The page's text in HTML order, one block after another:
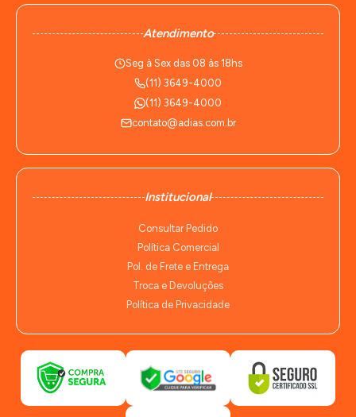
Atendimento
Seg à Sex das 08 às 18hs
(11) 3649-4000
(11) 3649-4000
contato@adias.com.br
Institucional
Consultar Pedido
Política Comercial
Pol. de Frete e Entrega
Troca e Devoluções
Política de Privacidade